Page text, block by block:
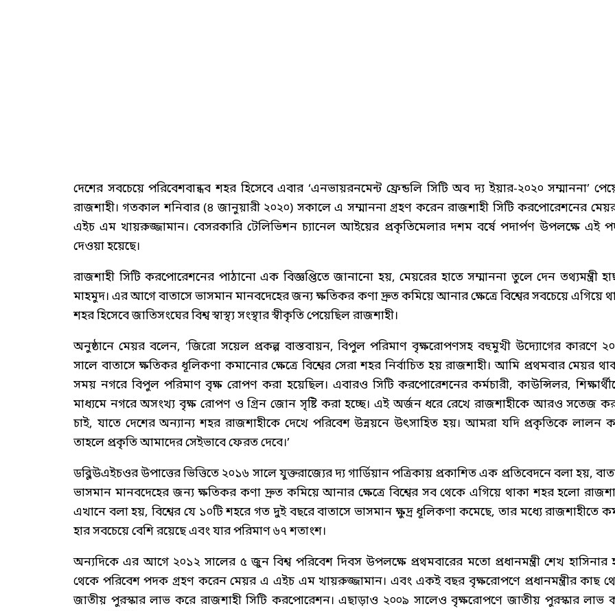
দেশের সবচেয়ে পরিবেশবান্ধব শহর হিসেবে এবার ‘এনভায়রনমেন্ট ফ্রেন্ডলি সিটি অব দ্য ইয়ার-২০২০ সম্মাননা’
রাজশাহী। গতকাল শনিবার (৪ জানুয়ারী ২০২০) সকালে এ সম্মাননা গ্রহণ করেন রাজশাহী সিটি করপোরেশনের
এইচ এম খায়রুজ্জামান। বেসরকারি টেলিভিশন চ্যানেল আইয়ের প্রকৃতিমেলার দশম বর্ষে পদার্পণ উপলক্ষে এই
দেওয়া হয়েছে।
রাজশাহী সিটি করপোরেশনের পাঠানো এক বিজ্ঞপ্তিতে জানানো হয়, মেয়রের হাতে সম্মাননা তুলে দেন তথ্যমন্ত্রী
মাহমুদ। এর আগে বাতাসে ভাসমান মানবদেহের জন্য ক্ষতিকর কণা দ্রুত কমিয়ে আনার ক্ষেত্রে বিশ্বের সবচেয়ে এগিয়ে
শহর হিসেবে জাতিসংঘের বিশ্ব স্বাস্থ্য সংস্থার স্বীকৃতি পেয়েছিল রাজশাহী।
অনুষ্ঠানে মেয়র বলেন, ‘জিরো সয়েল প্রকল্প বাস্তবায়ন, বিপুল পরিমাণ বৃক্ষরোপণসহ বহুমুখী উদ্যোগের কারণে
সালে বাতাসে ক্ষতিকর ধূলিকণা কমানোর ক্ষেত্রে বিশ্বের সেরা শহর নির্বাচিত হয় রাজশাহী। আমি প্রথমবার মেয়র
সময় নগরে বিপুল পরিমাণ বৃক্ষ রোপণ করা হয়েছিল। এবারও সিটি করপোরেশনের কর্মচারী, কাউন্সিলর,
মাধ্যমে নগরে অসংখ্য বৃক্ষ রোপণ ও গ্রিন জোন সৃষ্টি করা হচ্ছে। এই অর্জন ধরে রেখে রাজশাহীকে আরও সতেজ
চাই, যাতে দেশের অন্যান্য শহর রাজশাহীকে দেখে পরিবেশ উন্নয়নে উৎসাহিত হয়। আমরা যদি প্রকৃতিকে লালন
তাহলে প্রকৃতি আমাদের সেইভাবে ফেরত দেবে।’
ডব্লিউএইচওর উপাত্তের ভিত্তিতে ২০১৬ সালে যুক্তরাজ্যের দ্য গার্ডিয়ান পত্রিকায় প্রকাশিত এক প্রতিবেদনে বলা হয়,
ভাসমান মানবদেহের জন্য ক্ষতিকর কণা দ্রুত কমিয়ে আনার ক্ষেত্রে বিশ্বের সব থেকে এগিয়ে থাকা শহর হলো
এখানে বলা হয়, বিশ্বের যে ১০টি শহরে গত দুই বছরে বাতাসে ভাসমান ক্ষুদ্র ধূলিকণা কমেছে, তার মধ্যে রাজশাহীতে
হার সবচেয়ে বেশি রয়েছে এবং যার পরিমাণ ৬৭ শতাংশ।
অন্যদিকে এর আগে ২০১২ সালের ৫ জুন বিশ্ব পরিবেশ দিবস উপলক্ষে প্রথমবারের মতো প্রধানমন্ত্রী শেখ হাসিনার
থেকে পরিবেশ পদক গ্রহণ করেন মেয়র এ এইচ এম খায়রুজ্জামান। এবং একই বছর বৃক্ষরোপণে প্রধানমন্ত্রীর কাছ
জাতীয় পুরস্কার লাভ করে রাজশাহী সিটি করপোরেশন। এছাড়াও ২০০৯ সালেও বৃক্ষরোপণে জাতীয় পুরস্কার লাভ